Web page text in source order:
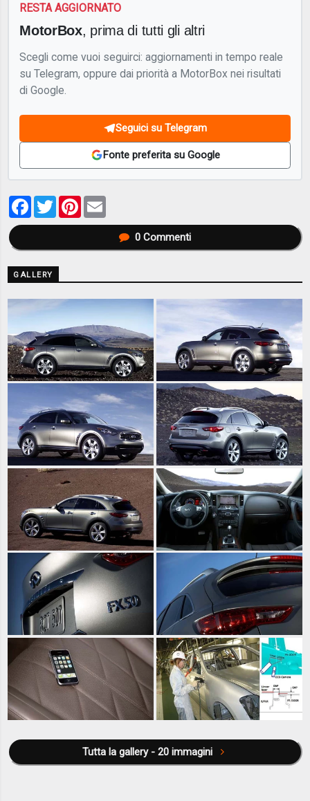
RESTA AGGIORNATO
MotorBox, prima di tutti gli altri
Scegli come vuoi seguirci: aggiornamenti in tempo reale
su Telegram, oppure dai priorità a MotorBox nei risultati
di Google.
Seguici su Telegram
Fonte preferita su Google
Facebook
TwitterPinterest
0Commenti
GALLERY
Tutta la gallery - 20 immagini